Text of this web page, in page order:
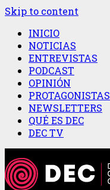
Skip to content
INICIO
NOTICIAS
ENTREVISTAS
PODCAST
OPINIÓN
PROTAGONISTAS
NEWSLETTERS
QUÉ ES DEC
DEC TV